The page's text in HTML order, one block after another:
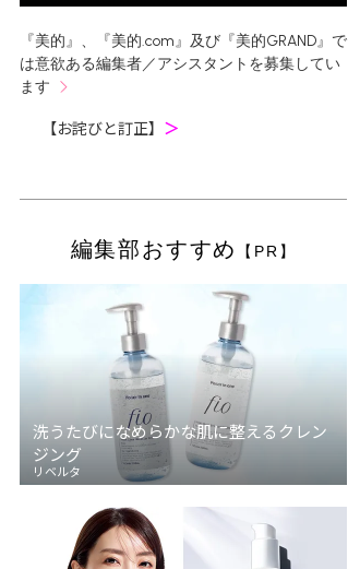
『美的』、『美的.com』及び『美的GRAND』で
は意欲ある編集者／アシスタントを募集してい
ます
【お詫びと訂正】 ＞
編集部おすすめ 【PR】
洗うたびになめらかな肌に整えるクレン
ジング
リベルタ